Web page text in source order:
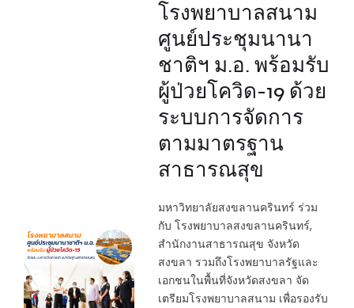
โรงพยาบาลสนาม
ศูนย์ประชุมนานา
ชาติฯ ม.อ. พร้อมรับ
ผู้ป่วยโควิด-19 ด้วย
ระบบการจัดการ
ตามมาตรฐาน
สาธารณสุข
มหาวิทยาลัยสงขลานครินทร์ ร่วม
กับ โรงพยาบาลสงขลานครินทร์,
สำนักงานสาธารณสุข จังหวัด
สงขลา รวมถึงโรงพยาบาลรัฐและ
เอกชนในพื้นที่จังหวัดสงขลา จัด
เตรียมโรงพยาบาลสนาม เพื่อรองรับ